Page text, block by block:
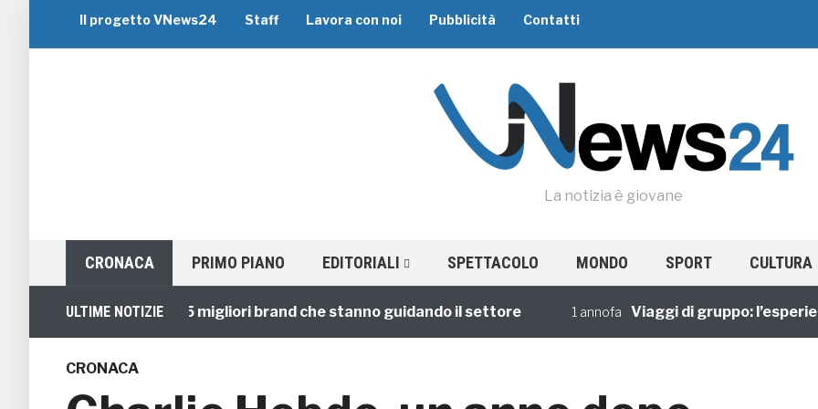
Il progetto VNews24 Staff Lavora con noi Pubblicità Contatti
La notizia è giovane
CRONACA PRIMO PIANO EDITORIALI SPETTACOLO MONDO SPORT CULTURA
ULTIME NOTIZIE
Viaggi di Gruppo: i 5 migliori brand che stanno guidando il settore 1 annofa Viaggi di gruppo: l’esperienza
CRONACA